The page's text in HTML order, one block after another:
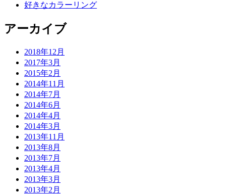
好きなカラーリング
アーカイブ
2018年12月
2017年3月
2015年2月
2014年11月
2014年7月
2014年6月
2014年4月
2014年3月
2013年11月
2013年8月
2013年7月
2013年4月
2013年3月
2013年2月